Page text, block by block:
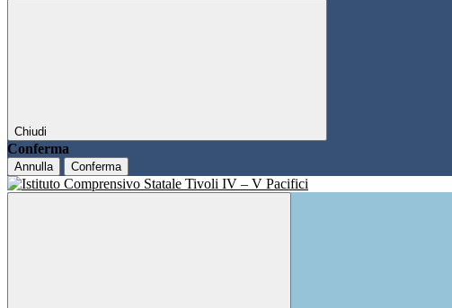
Chiudi
Conferma
Annulla Conferma